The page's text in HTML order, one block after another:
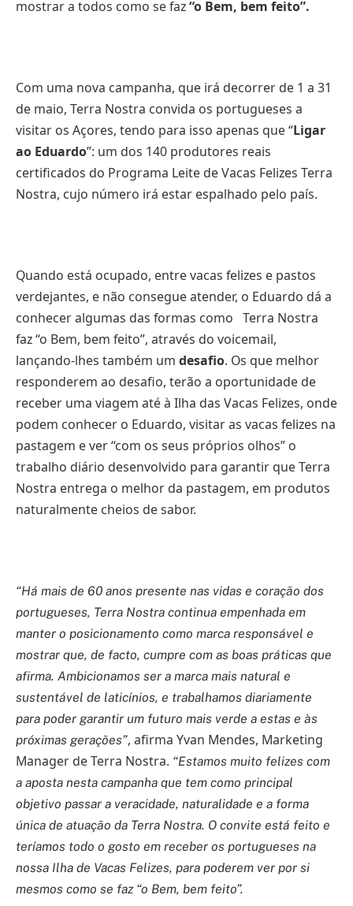
mostrar a todos como se faz“o Bem, bem feito”.
Com uma nova campanha, que irá decorrer de 1 a 31
de maio, Terra Nostra convida os portugueses a
visitar os Açores, tendo para isso apenas que “Ligar
ao Eduardo”: um dos 140 produtores reais
certificados do Programa Leite de Vacas Felizes Terra
Nostra, cujo número irá estar espalhado pelo país.
Quando está ocupado, entre vacas felizes e pastos
verdejantes, e não consegue atender, o Eduardo dá a
conhecer algumas das formas como Terra Nostra
faz “o Bem, bem feito”, através do voicemail,
lançando-lhes também um desafio. Os que melhor
responderem ao desafio, terão a oportunidade de
receber uma viagem até à Ilha das Vacas Felizes, onde
podem conhecer o Eduardo, visitar as vacas felizes na
pastagem e ver “com os seus próprios olhos” o
trabalho diário desenvolvido para garantir que Terra
Nostra entrega o melhor da pastagem, em produtos
naturalmente cheios de sabor.
“Há mais de 60 anos presente nas vidas e coração dos
portugueses, Terra Nostra continua empenhada em
manter o posicionamento como marca responsável e
mostrar que, de facto, cumpre com as boas práticas que
afirma. Ambicionamos ser a marca mais natural e
sustentável de laticínios, e trabalhamos diariamente
para poder garantir um futuro mais verde a estas e às
próximas gerações”, afirma Yvan Mendes, Marketing
Manager de Terra Nostra. “Estamos muito felizes com
a aposta nesta campanha que tem como principal
objetivo passar a veracidade, naturalidade e a forma
única de atuação da Terra Nostra. O convite está feito e
teríamos todo o gosto em receber os portugueses na
nossa Ilha de Vacas Felizes, para poderem ver por si
mesmos como se faz “o Bem, bem feito”.